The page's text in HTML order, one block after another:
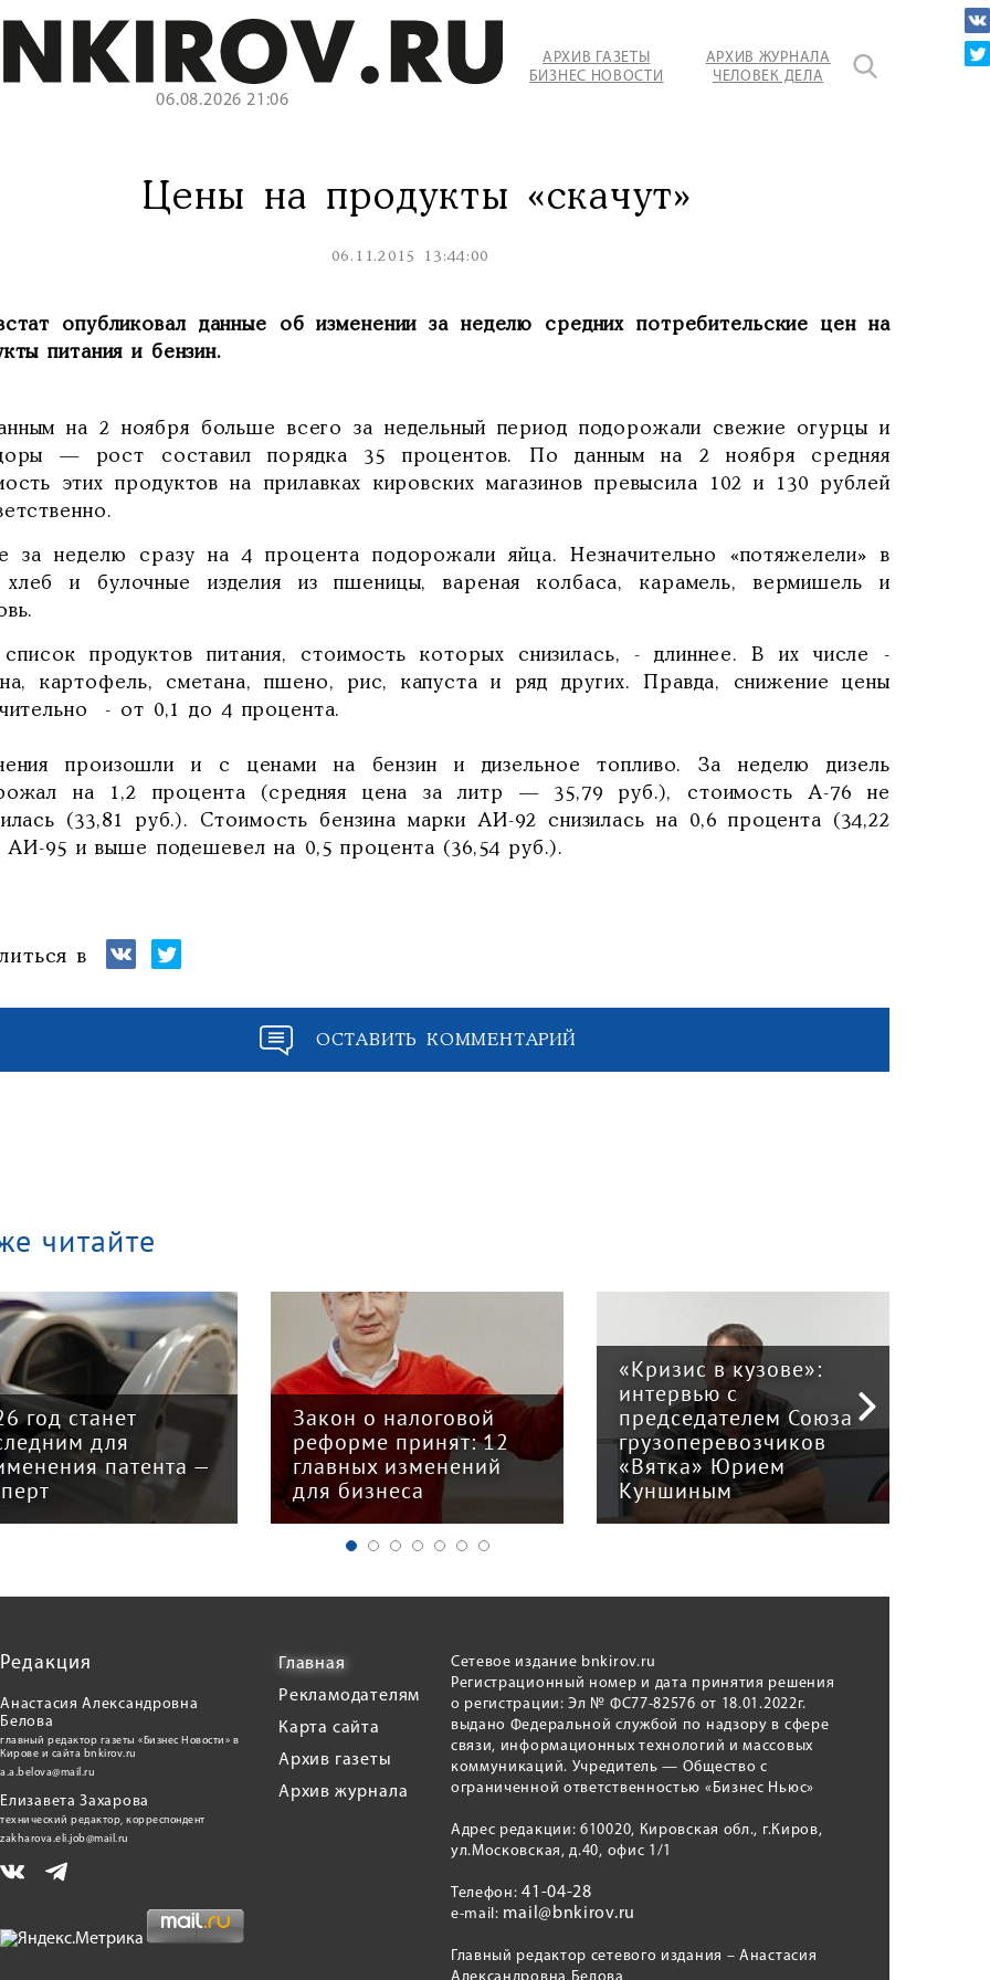
06.08.2026 21:06
АРХИВ ГАЗЕТЫ
БИЗНЕС НОВОСТИ
АРХИВ ЖУРНАЛА
ЧЕЛОВЕК ДЕЛА
Цены на продукты «скачут»
06.11.2015 13:44:00
опубликовал данные об изменении за неделю средних потребительские цен на
питания и бензин.
на 2 ноября больше всего за недельный период подорожали свежие огурцы и
— рост составил порядка 35 процентов. По данным на 2 ноября средняя
этих продуктов на прилавках кировских магазинов превысила 102 и 130 рублей
за неделю сразу на 4 процента подорожали яйца. Незначительно «потяжелели» в
хлеб и булочные изделия из пшеницы, вареная колбаса, карамель, вермишель и
продуктов питания, стоимость которых снизилась, - длиннее. В их числе -
картофель, сметана, пшено, рис, капуста и ряд других. Правда, снижение цены
- от 0,1 до 4 процента.
произошли и с ценами на бензин и дизельное топливо. За неделю дизель
на 1,2 процента (средняя цена за литр — 35,79 руб.), стоимость А-76 не
(33,81 руб.). Стоимость бензина марки АИ-92 снизилась на 0,6 процента (34,22
АИ-95 и выше подешевел на 0,5 процента (36,54 руб.).
в
ОСТАВИТЬ КОММЕНТАРИЙ
читайте
Закон о налоговой
реформе принят: 12
главных изменений
для бизнеса
«Кризис в кузове»:
интервью с
председателем Союза
грузоперевозчиков
«Вятка» Юрием
Куншиным
Права без
ответственности:
эксперты и бизнес — о
регулировании рынка
автошкол Кирова
Редакция
Анастасия Александровна
Белова
главный редактор газеты «Бизнес Новости» в
Кирове и сайта bnkirov.ru
a.a.belova@mail.ru
Елизавета Захарова
технический редактор, корреспондент
zakharova.eli.job@mail.ru
Главная
Рекламодателям
Карта сайта
Архив газеты
Архив журнала
Сетевое издание bnkirov.ru
Регистрационный номер и дата принятия решения
о регистрации: Эл № ФС77-82576 от 18.01.2022г.
выдано Федеральной службой по надзору в сфере
связи, информационных технологий и массовых
коммуникаций. Учредитель — Общество с
ограниченной ответственностью «Бизнес Ньюс»
Адрес редакции: 610020, Кировская обл., г.Киров,
ул.Московская, д.40, офис 1/1
Телефон:41-04-28
e-mail: mail@bnkirov.ru
Главный редактор сетевого издания – Анастасия